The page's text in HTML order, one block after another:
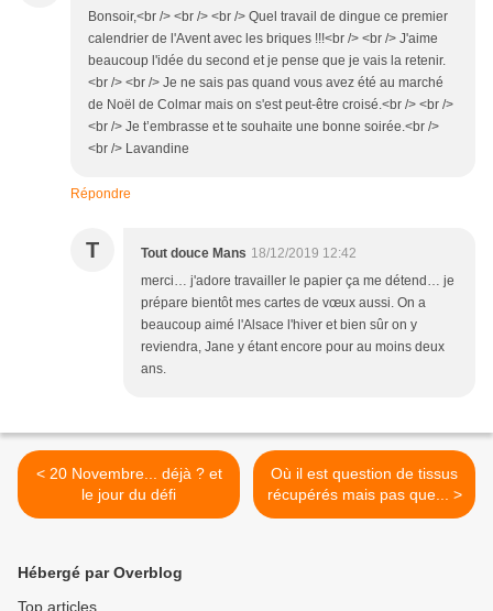
Bonsoir,<br /> <br /> <br /> Quel travail de dingue ce premier
calendrier de l'Avent avec les briques !!!<br /> <br /> J'aime
beaucoup l'idée du second et je pense que je vais la retenir.
<br /> <br /> Je ne sais pas quand vous avez été au marché
de Noël de Colmar mais on s'est peut-être croisé.<br /> <br />
<br /> Je t’embrasse et te souhaite une bonne soirée.<br />
<br /> Lavandine
Répondre
T Tout douce Mans 18/12/2019 12:42
merci… j'adore travailler le papier ça me détend… je
prépare bientôt mes cartes de vœux aussi. On a
beaucoup aimé l'Alsace l'hiver et bien sûr on y
reviendra, Jane y étant encore pour au moins deux
ans.
< 20 Novembre... déjà ? et
le jour du défi
Où il est question de tissus
récupérés mais pas que... >
Hébergé par Overblog
Top articles